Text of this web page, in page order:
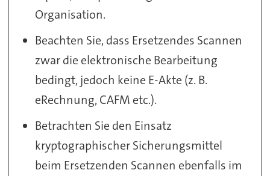
Organisation.
Beachten Sie, dass Ersetzendes Scannen
zwar die elektronische Bearbeitung
bedingt, jedoch keine E-Akte (z. B.
eRechnung, CAFM etc.).
Betrachten Sie den Einsatz
kryptographischer Sicherungsmittel
beim Ersetzenden Scannen ebenfalls im